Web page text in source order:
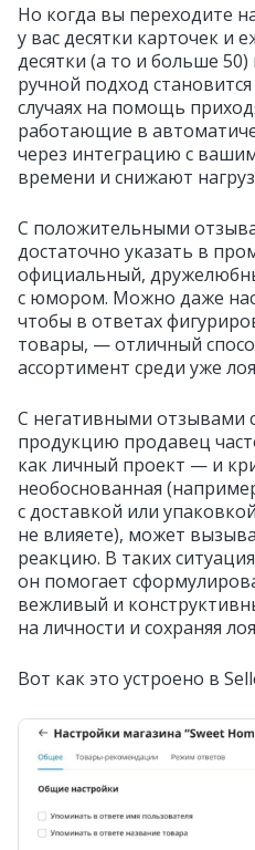
Но когда вы переходите
у вас десятки карточек и
десятки (а то и больше
ручной подход
случаях на помощь
работающие в
через интеграцию с
времени и снижают
С положительными
достаточно указать в
официальный,
с юмором. Можно даже
чтобы в ответах
товары, — отличный
ассортимент среди уже
С негативными отзывами
продукцию продавец
как личный проект — и
необоснованная
с доставкой или
не влияете), может
реакцию. В таких
он помогает
вежливый и
на личности и сохраняя
Вот как это устроено в